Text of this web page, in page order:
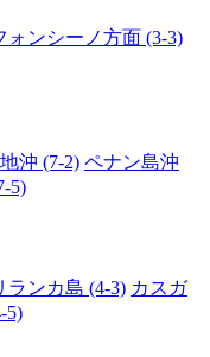
ォンシーノ方面 (3-3)
沖 (7-2) ペナン島沖
5)
ランカ島 (4-3) カスガ
5)